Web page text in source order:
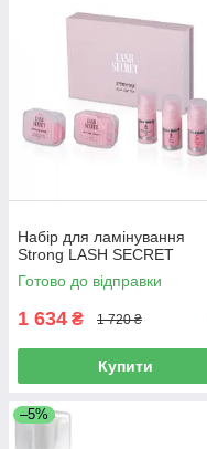
Набір для ламінування
Strong LASH SECRET
Готово до відправки
1 634 ₴ 1 720 ₴
Купити
–5%